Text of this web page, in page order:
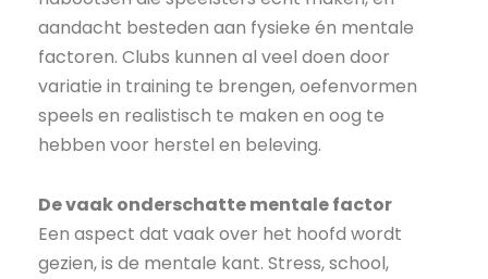
aandacht besteden aan fysieke én mentale
factoren. Clubs kunnen al veel doen door
variatie in training te brengen, oefenvormen
speels en realistisch te maken en oog te
hebben voor herstel en beleving.
De vaak onderschatte mentale factor
Een aspect dat vaak over het hoofd wordt
gezien, is de mentale kant. Stress, school,